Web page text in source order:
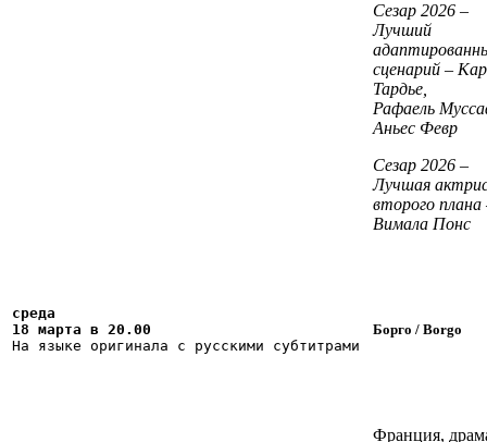
Сезар 2026 –
Лучший
сценарий –
Тардье
Рафаель
Аньес Февр
Сезар 2026 –
Лучшая
второго плана
Вимала Понс
cреда
18 марта в 20.00
На языке оригинала с русскими субтитрами
Борго / Borgo
Франция,